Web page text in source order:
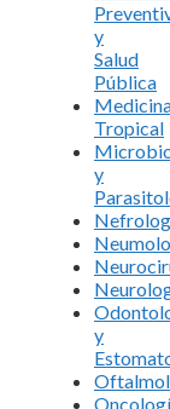
y
Salud
Pública
Tropical
y
y